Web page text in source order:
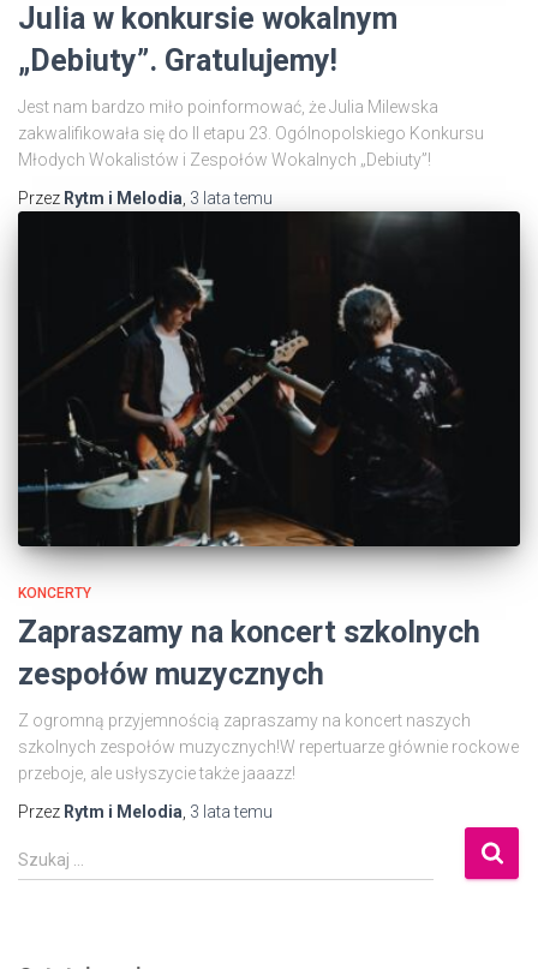
Julia w konkursie wokalnym
„Debiuty”. Gratulujemy!
Jest nam bardzo miło poinformować, że Julia Milewska
zakwalifikowała się do II etapu 23. Ogólnopolskiego Konkursu
Młodych Wokalistów i Zespołów Wokalnych „Debiuty”!
Przez Rytm i Melodia, 3 latatemu
KONCERTY
Zapraszamy na koncert szkolnych
zespołów muzycznych
Z ogromną przyjemnością zapraszamy na koncert naszych
szkolnych zespołów muzycznych!W repertuarze głównie rockowe
przeboje, ale usłyszycie także jaaazz!
Przez Rytm i Melodia 3 latatemu
Szukaj …